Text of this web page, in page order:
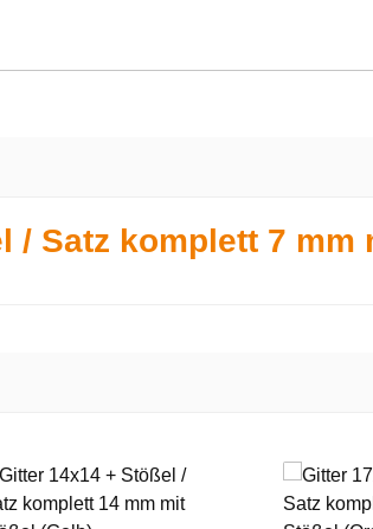
Satz komplett 7 mm